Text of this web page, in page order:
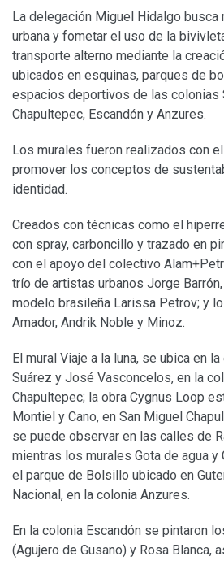
La delegación Miguel Hidalgo busca
urbana y fometar el uso de la
transporte alterno mediante la
ubicados en esquinas, parques de
espacios deportivos de las colonias
Chapultepec, Escandón y Anzures.
Los murales fueron realizados con
promover los conceptos de
identidad.
Creados con técnicas como el
con spray, carboncillo y trazado en
con el apoyo del colectivo
trío de artistas urbanos Jorge
modelo brasileña Larissa Petrov; y
Amador, Andrik Noble y Minoz.
El mural Viaje a la luna, se ubica en
Suárez y José Vasconcelos, en la
Chapultepec; la obra Cygnus Loop
Montiel y Cano, en San Miguel
se puede observar en las calles de
mientras los murales Gota de agua y
el parque de Bolsillo ubicado en
Nacional, en la colonia Anzures.
En la colonia Escandón se pintaron
(Agujero de Gusano) y Rosa Blanca,